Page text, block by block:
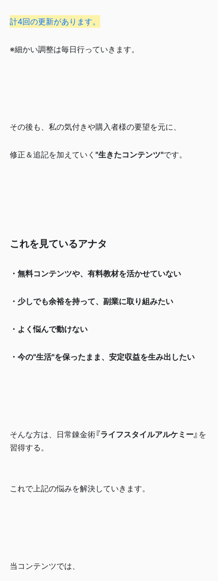
計4回の更新があります。
※細かい調整は毎日行っていきます。
その後も、私の気付きや購入者様の要望を元に、
修正＆追記を加えていく "生きたコンテンツ"です。
これを見ているアナタ
・無料コンテンツや、有料教材を活かせていない
・少しでも余裕を持って、副業に取り組みたい
・よく悩んで動けない
・今の"生活"を保ったまま、安定収益を生み出したい
そんな方は、日常錬金術『ライフスタイルアルケミー』 を
習得する。
これで上記の悩みを解決していきます。
当コンテンツでは、